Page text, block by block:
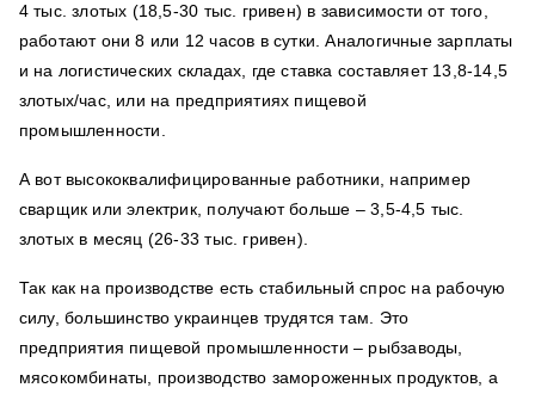
4 тыс. злотых (18,5-30 тыс. гривен) в зависимости от того,
работают они 8 или 12 часов в сутки. Аналогичные зарплаты
и на логистических складах, где ставка составляет 13,8-14,5
злотых/час, или на предприятиях пищевой
промышленности.
А вот высококвалифицированные работники, например
сварщик или электрик, получают больше – 3,5-4,5 тыс.
злотых в месяц (26-33 тыс. гривен).
Так как на производстве есть стабильный спрос на рабочую
силу, большинство украинцев трудятся там. Это
предприятия пищевой промышленности – рыбзаводы,
мясокомбинаты, производство замороженных продуктов, а